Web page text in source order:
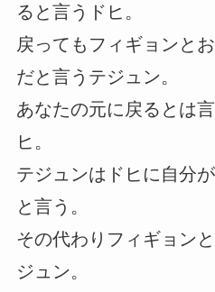
ると言うドヒ。
戻ってもフィギョンと
だと言うテジュン。
あなたの元に戻るとは
ヒ。
テジュンはドヒに自分
と言う。
その代わりフィギョン
ジュン。